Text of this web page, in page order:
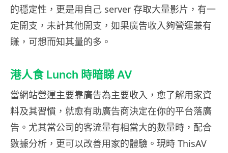
的穩定性，更是用自己 server 存取大量影片，有一
定開支，未計其他開支，如果廣告收入夠營運兼有
賺，可想而知其量的多。
港人食 Lunch 時暗睇 AV
當網站營運主要靠廣告為主要收入，愈了解用家資
料及其習慣，就愈有助廣告商決定在你的平台落廣
告。尤其當公司的客流量有相當大的數量時，配合
數據分析，更可以改善用家的體驗。現時 ThisAV